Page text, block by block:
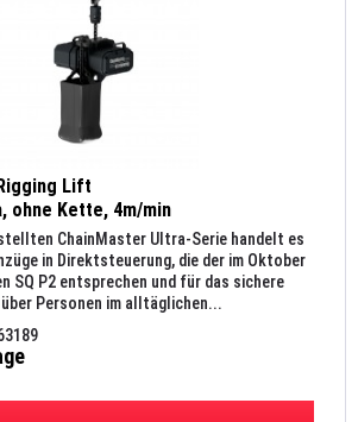
Lift
ohne Kette, 4m/min
ChainMaster Ultra-Serie handelt es
in Direktsteuerung, die der im Oktober
SQ P2 entsprechen und für das sichere
Personen im alltäglichen...